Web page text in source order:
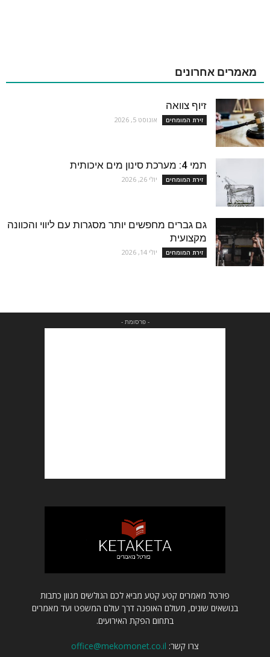
מאמרים אחרונים
זיוף צוואה
זירת המומחים אוגוסט 5, 2026
תמי 4: מערכת סינון מים איכותית
זירת המומחים יולי 26, 2026
גם גברים מחפשים יותר מסגרות עם ליווי והכוונה
מקצועית
זירת המומחים יולי 14, 2026
- פרסומת -
פורטל מאמרים קטע קטע מביא לכם הגולשים מגוון כתבות
בנושאים שונים, מעולם האופנה דרך עולם המשפט ועד מאמרים
בתחום הפקת האירועים.
צרו קשר: office@mekomonet.co.il